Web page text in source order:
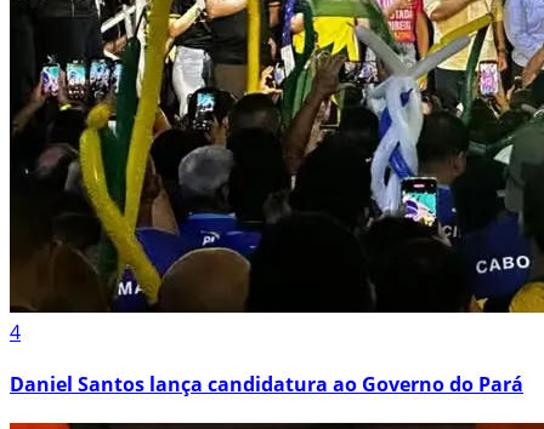
4
Daniel Santos lança candidatura ao Governo do Pará